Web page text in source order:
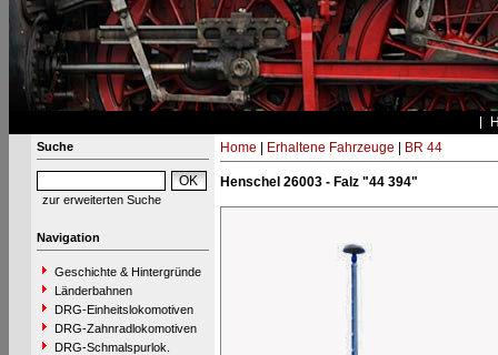
Suche
zur erweiterten Suche
Navigation
Geschichte & Hintergründe
Länderbahnen
DRG-Einheitslokomotiven
DRG-Zahnradlokomotiven
DRG-Schmalspurlok.
Home Erhaltene Fahrzeuge BR 44
Henschel 26003 - Falz "44 394"